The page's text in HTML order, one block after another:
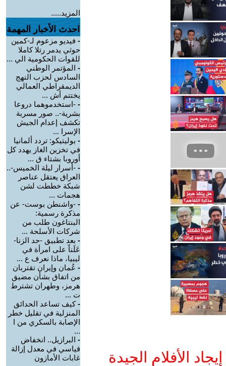
الأفلام الجيدة
المزيد.....
احدث الأخبار المهمة
- فيديو مزعوم لـ-كمين
حوثي يدمر رتلا كاملا
للقوات الحكومية الي ...
- المؤتمر الوطني
السادس لحزب النهج
الديمقراطي العمالي
يختتم أش ...
- -استخدموهما دروعا
بشرية-.. صور مسربة
تكشف إعدام الجيش
الإسرا ...
- بوليتيكو: تردد ألمانيا
في تخزين الغاز يهدد كل
أوروبا بشتاء ق ...
- -أسرار ليلة الخميس-..
العراق يعتقل عناصر
شبكة خططت لشن
هجمات ...
- -واشنطن بوست- عن
مذكرة رسمية:
البنتاغون طلب من
شركات الأسلحة ...
- بعد تطبيق -حد الزنا-
عَلَناً على امرأة في
ليبيا، ماذا نعرف ع ...
- عُمان وإيران تقتربان
من اتفاق بشأن مضيق
هرمز، وطهران تشترط
ت ...
-كيف تساعد الحدائق
المنزلية في تقليل خطر
الإصابة بالسكري من ا
...
- البرازيل.. انخفاض
قياسي في معدل إزالة
غابات الأمازون